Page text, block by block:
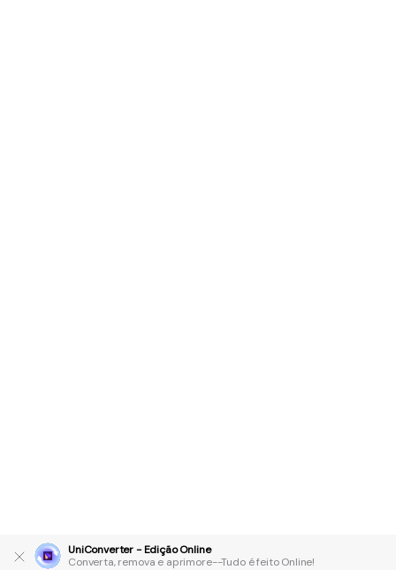
UniConverter - Edição Online
Converta, remova e aprimore--Tudo é feito Online!